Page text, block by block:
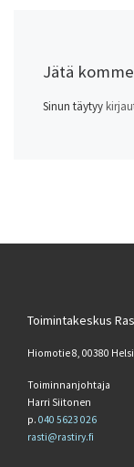
Jätä
Sinun täytyy
Toimintakeskus
Hiomotie 8, 00380
Toiminnanjohtaja
Harri Siitonen
p. 040 5623 026
rasti@rastiry.fi